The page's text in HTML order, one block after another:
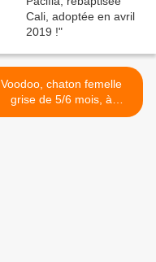
Voodoo, chaton femelle
grise de 5/6 mois, à
l'adoption -> adoptée >